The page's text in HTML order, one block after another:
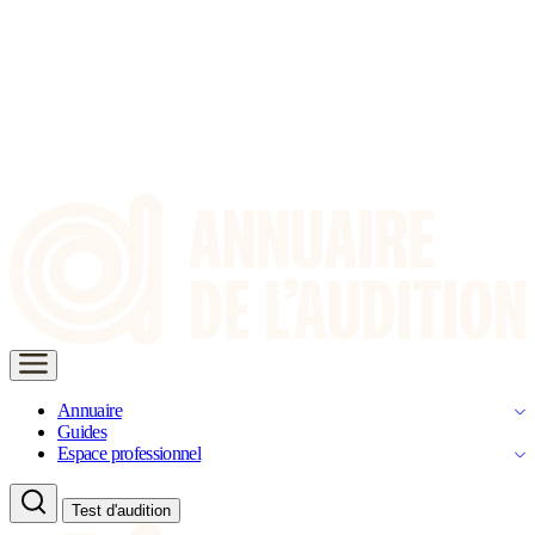
Annuaire
Guides
Espace professionnel
Test d'audition